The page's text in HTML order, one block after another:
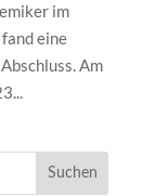
im
eine
Am